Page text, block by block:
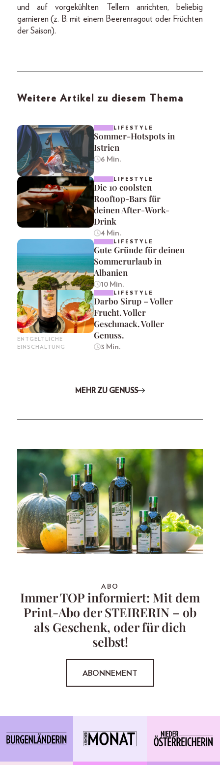
und auf vorgekühlten Tellern anrichten, beliebig
garnieren (z. B. mit einem Beerenragout oder Früchten
der Saison).
Weitere Artikel zu diesem Thema
LIFESTYLE
Sommer-Hotspots in
Istrien
6 Min.
LIFESTYLE
Die 10 coolsten
Rooftop-Bars für
deinen After-Work-
Drink
4 Min.
LIFESTYLE
Gute Gründe für deinen
Sommerurlaub in
Albanien
10 Min.
ENTGELTLICHE
EINSCHALTUNG
LIFESTYLE
Darbo Sirup – Voller
Frucht. Voller
Geschmack. Voller
Genuss.
3 Min.
MEHR ZU GENUSS
ABO
Immer TOP informiert: Mit dem
Print-Abo der STEIRERIN – ob
als Geschenk, oder für dich
selbst!
ABONNEMENT